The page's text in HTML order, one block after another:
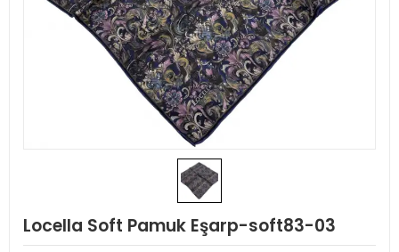
Locella Soft Pamuk Eşarp-soft83-03